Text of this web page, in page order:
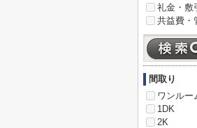
礼金・敷
共益費・
間取り
ワンルー
1DK
2K